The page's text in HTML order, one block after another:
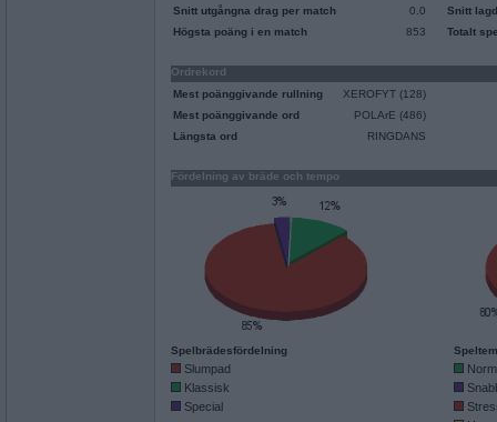
Snitt utgångna drag per match
0.0
Högsta poäng i en match
853
Snitt
Totalt
Ordrekord
Mest poänggivande rullning
XEROFYT (128)
Mest poänggivande ord
POLArE (486)
Längsta ord
RINGDANS
Fördelning av bräde och tempo
Spelbrädesfördelning
Slumpad
Klassisk
Special